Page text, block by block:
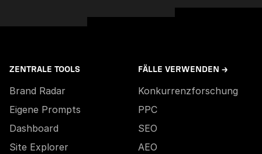
ZENTRALE TOOLS
Brand Radar
Eigene Prompts
Dashboard
Site Explorer
FÄLLE VERWENDEN →
Konkurrenzforschung
PPC
SEO
AEO